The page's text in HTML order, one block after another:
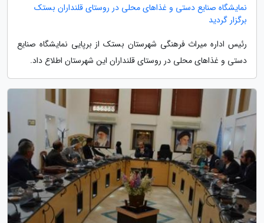
نمایشگاه صنایع دستی و غذاهای محلی در روستای قلنداران بستک
برگزار گردید
رئیس اداره میراث فرهنگی شهرستان بستک از برپایی نمایشگاه صنایع
دستی و غذاهای محلی در روستای قلنداران این شهرستان اطلاع داد.